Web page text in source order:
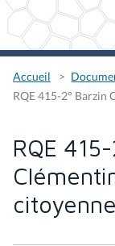
Accueil
RQE 415-2° Barzin
RQE